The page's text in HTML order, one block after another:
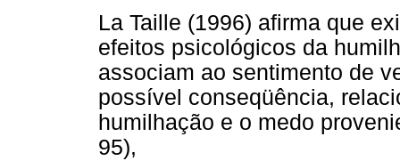
La Taille (1996) afirma que
efeitos psicológicos da
associam ao sentimento de
possível conseqüência,
humilhação e o medo
95),